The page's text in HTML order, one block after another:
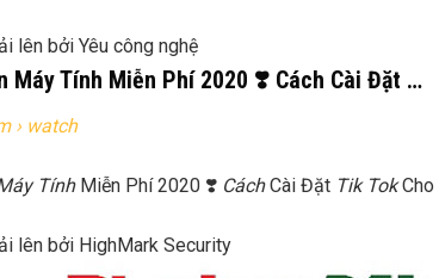
lên bởi Yêu công nghệ
Máy Tính Miễn Phí 2020 ❣️ Cách Cài Đặt …
› watch
TínhMiễn Phí 2020 ❣️ CáchCài Đặt Tik TokCho
lên bởi HighMark Security